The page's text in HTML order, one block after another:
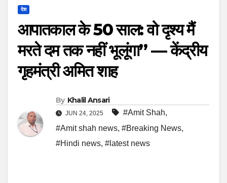
देश
आपातकाल के 50 साल: वो दृश्य मैं
मरते दम तक नहीं भूलूंगा” — केंद्रीय
गृहमंत्री अमित शाह
By Khalil Ansari
JUN 24, 2025 #Amit Shah,
#Amit shah news, #Breaking News,
#Hindi news, #latest news